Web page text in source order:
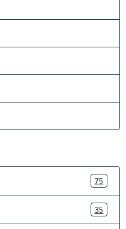
75
35